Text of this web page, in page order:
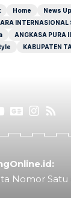
Home News
ANGKASA PURA II
KABUPATEN
Nomor Satu